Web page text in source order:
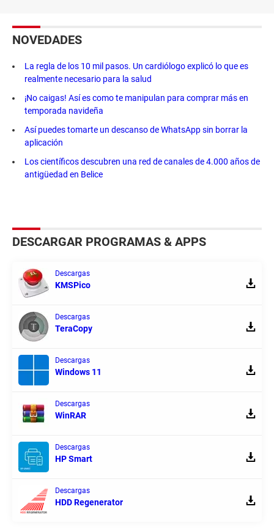
NOVEDADES
La regla de los 10 mil pasos. Un cardiólogo explicó lo que es
realmente necesario para la salud
¡No caigas! Así es como te manipulan para comprar más en
temporada navideña
Así puedes tomarte un descanso de WhatsApp sin borrar la
aplicación
Los científicos descubren una red de canales de 4.000 años de
antigüedad en Belice
DESCARGAR PROGRAMAS & APPS
Descargas
KMSPico
Descargas
TeraCopy
Descargas
Windows 11
Descargas
WinRAR
Descargas
HP Smart
Descargas
HDD Regenerator